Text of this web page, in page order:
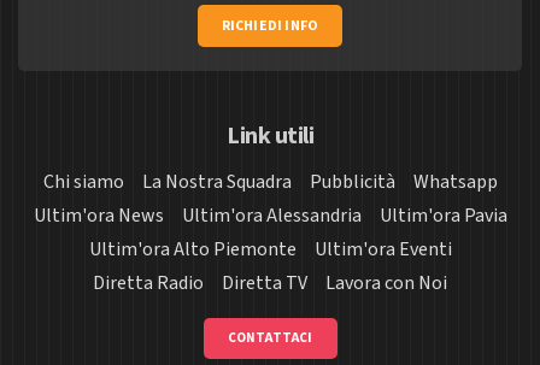
RICHIEDI INFO
Link utili
Chi siamo La Nostra Squadra Pubblicità
Whatsapp
Ultim'ora News
Ultim'ora Alessandria
Ultim'ora Pavia
Ultim'ora Alto Piemonte
Ultim'ora Eventi
Diretta Radio
Diretta TV Lavora con Noi
CONTATTACI